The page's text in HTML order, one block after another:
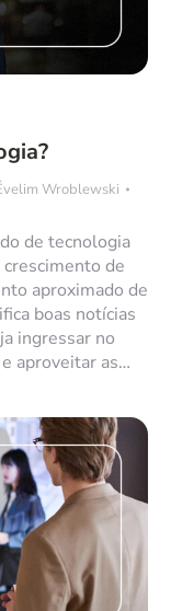
Wroblewski
de tecnologia
de
aproximado de
boas notícias
ingressar no
aproveitar as…